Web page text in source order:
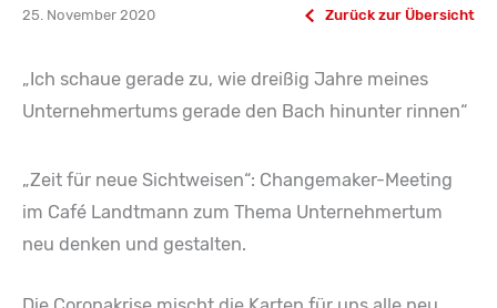
25. November 2020 Zurück zur Übersicht
„Ich schaue gerade zu, wie dreißig Jahre meines
Unternehmertums gerade den Bach hinunter rinnen“
„Zeit für neue Sichtweisen“: Changemaker-Meeting
im Café Landtmann zum Thema Unternehmertum
neu denken und gestalten.